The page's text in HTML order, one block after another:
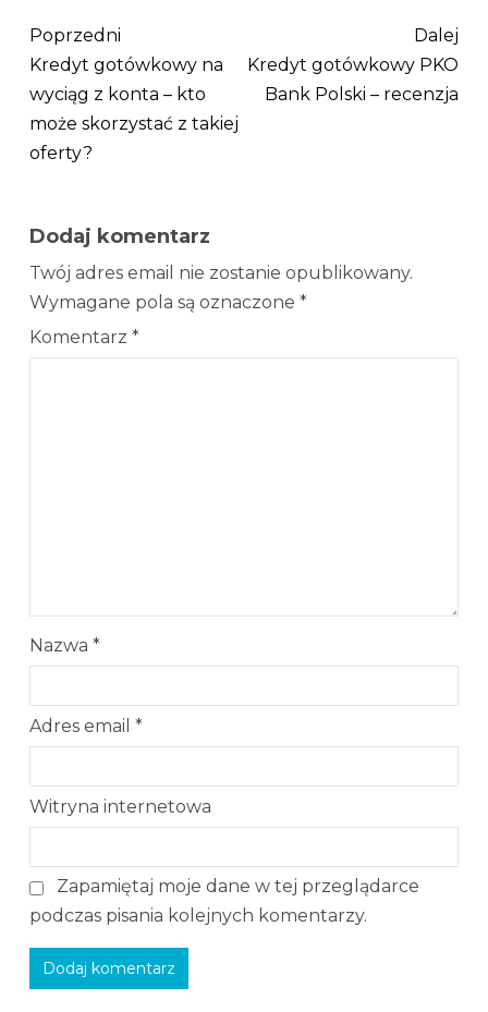
Poprzedni
Kredyt gotówkowy na
wyciąg z konta – kto
może skorzystać z takiej
oferty?
Dalej
Kredyt gotówkowy PKO
Bank Polski – recenzja
Dodaj komentarz
Twój adres email nie zostanie opublikowany.
Wymagane pola są oznaczone *
Komentarz *
Nazwa *
Adres email *
Witryna internetowa
Zapamiętaj moje dane w tej przeglądarce
podczas pisania kolejnych komentarzy.